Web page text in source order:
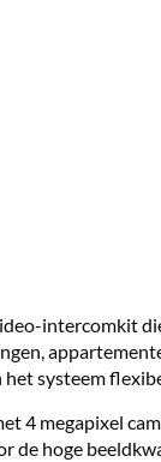
intercomkit
systeem
4 megapixel
de hoge